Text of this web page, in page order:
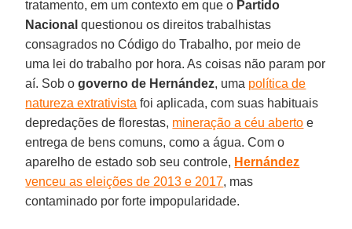
tratamento, em um contexto em que o Partido
Nacional questionou os direitos trabalhistas
consagrados no Código do Trabalho, por meio de
uma lei do trabalho por hora. As coisas não param por
aí. Sob ogoverno de Hernández, uma política de
natureza extrativista foi aplicada, com suas habituais
depredações de florestas, mineração a céu aberto e
entrega de bens comuns, como a água. Com o
aparelho de estado sob seu controle, Hernández
venceu as eleições de 2013 e 2017, mas
contaminado por forte impopularidade.